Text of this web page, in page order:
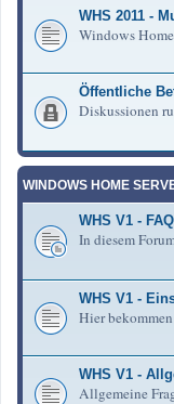
WHS 2011 -
Windows
Öffentliche
Diskussionen
WINDOWS HOME
WHS V1 - FAQ
In diesem
WHS V1 -
Hier
WHS V1 -
Allgemeine